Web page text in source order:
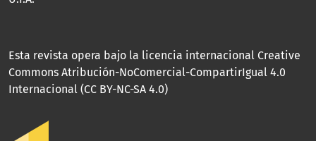
Esta revista opera bajo la licencia internacional Creative
Commons Atribución-NoComercial-CompartirIgual 4.0
Internacional (CC BY-NC-SA 4.0)